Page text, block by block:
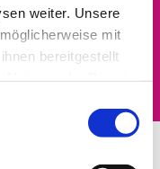
weiter. Unsere
mit
bereitgestellt
auch